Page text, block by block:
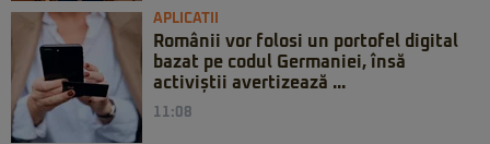
APLICATII
Românii vor folosi un portofel digital
bazat pe codul Germaniei, însă
activiștii avertizează ...
11:08